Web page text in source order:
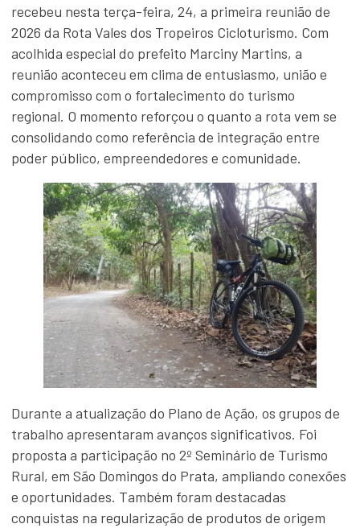
recebeu nesta terça-feira, 24, a primeira reunião de
2026 da Rota Vales dos Tropeiros Cicloturismo. Com
acolhida especial do prefeito Marciny Martins, a
reunião aconteceu em clima de entusiasmo, união e
compromisso com o fortalecimento do turismo
regional. O momento reforçou o quanto a rota vem se
consolidando como referência de integração entre
poder público, empreendedores e comunidade.
Durante a atualização do Plano de Ação, os grupos de
trabalho apresentaram avanços significativos. Foi
proposta a participação no 2º Seminário de Turismo
Rural, em São Domingos do Prata, ampliando conexões
e oportunidades. Também foram destacadas
conquistas na regularização de produtos de origem